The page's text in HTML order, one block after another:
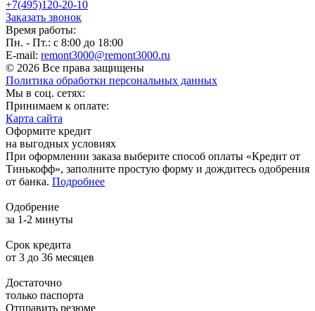
+7(495)120-20-10
Заказать звонок
Время работы:
Пн. - Пт.: с 8:00 до 18:00
E-mail: remont3000@remont3000.ru
© 2026 Все права защищены
Политика обработки персональных данных
Мы в соц. сетях:
Принимаем к оплате:
Карта сайта
Оформите кредит
на выгодных условиях
При оформлении заказа выберите способ оплаты «Кредит от
Тинькофф», заполните простую форму и дождитесь одобрения
от банка. Подробнее
Одобрение
за 1-2 минуты
Срок кредита
от 3 до 36 месяцев
Достаточно
только паспорта
Отправить резюме